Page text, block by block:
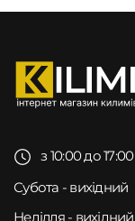
з 10:00 до 17:00
Субота - вихідний
Неділля - вихідний